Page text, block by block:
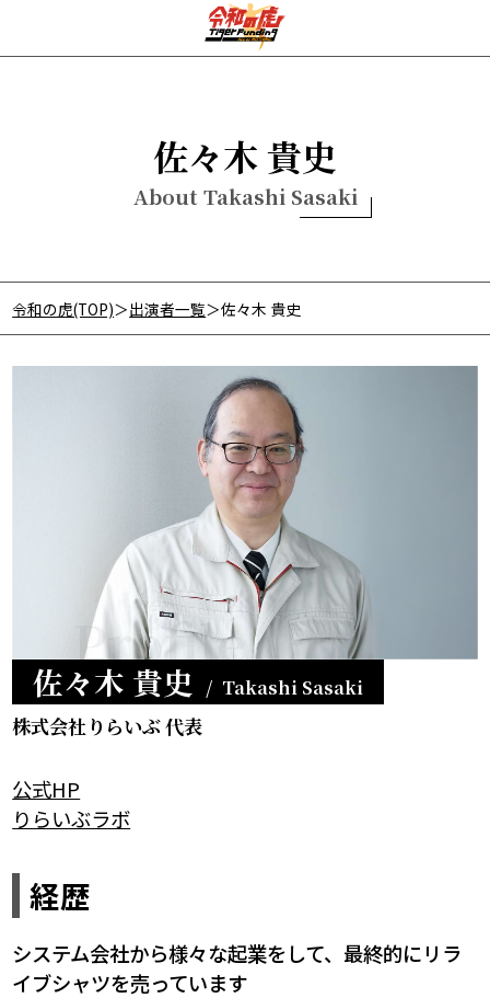
出演者一覧
プライバシーポリシー
特定商取引法に基づく表記
サイトマップ
佐々木 貴史
About Takashi Sasaki
令和の虎(TOP) 出演者一覧 佐々木 貴史
Profile
佐々木 貴史 Takashi Sasaki
株式会社りらいぶ 代表
公式HP
りらいぶラボ
経歴
システム会社から様々な起業をして、最終的にリラ
イブシャツを売っています